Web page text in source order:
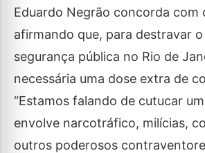
Eduardo Negrão concorda com
afirmando que, para destravar
segurança pública no Rio de
necessária uma dose extra de
“Estamos falando de cutucar
envolve narcotráfico, milícias,
outros poderosos